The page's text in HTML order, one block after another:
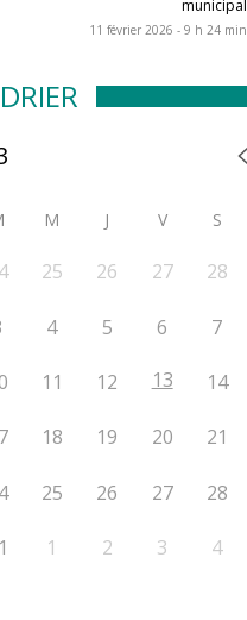
municipal
11 février 2026 - 9 h 24 min
M J V S
25 26 27 28
4 5 6 7
11 12 13 14
18 19 20 21
25 26 27 28
1 2 3 4